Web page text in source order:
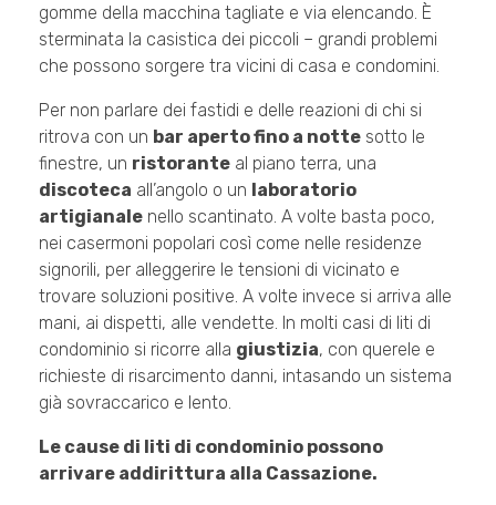
gomme della macchina tagliate e via elencando. È
sterminata la casistica dei piccoli – grandi problemi
che possono sorgere tra vicini di casa e condomini.
Per non parlare dei fastidi e delle reazioni di chi si
ritrova con un bar aperto fino a notte sotto le
finestre, un ristorante al piano terra, una
discoteca all’angolo o un laboratorio
artigianale nello scantinato. A volte basta poco,
nei casermoni popolari così come nelle residenze
signorili, per alleggerire le tensioni di vicinato e
trovare soluzioni positive. A volte invece si arriva alle
mani, ai dispetti, alle vendette. In molti casi di liti di
condominio si ricorre alla giustizia, con querele e
richieste di risarcimento danni, intasando un sistema
già sovraccarico e lento.
Le cause di liti di condominio possono
arrivare addirittura alla Cassazione.